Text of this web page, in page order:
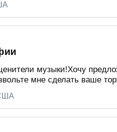
музыки!Хочу
мне сделать ваше